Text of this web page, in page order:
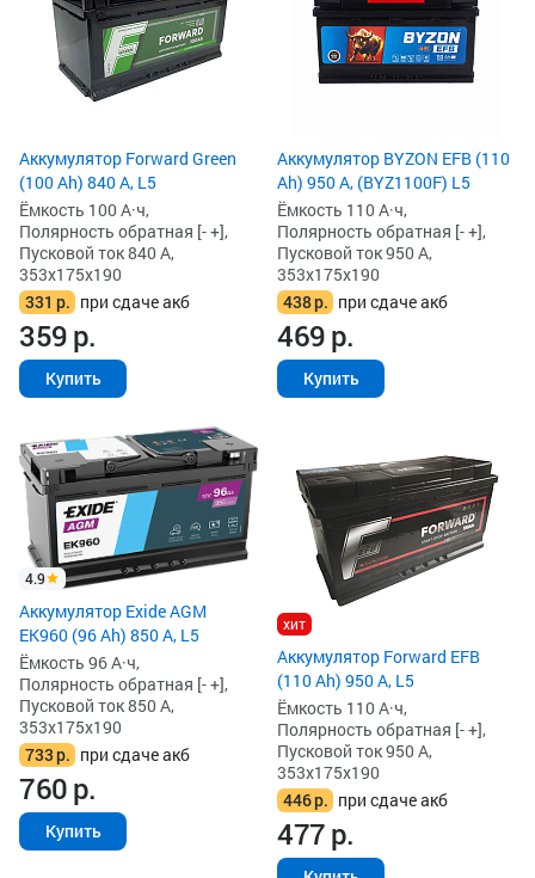
Аккумулятор Forward Green
(100 Ah) 840 А, L5
Ёмкость 100 А·ч,
Полярность обратная [- +],
Пусковой ток 840 А,
353x175x190
331 р. при сдаче акб
359р.
Купить
Аккумулятор BYZON EFB (110
Ah) 950 А, (BYZ1100F) L5
Ёмкость 110 А·ч,
Полярность обратная [- +],
Пусковой ток 950 А,
353x175x190
438р. при сдаче акб
469р.
Купить
4.9
Аккумулятор Exide AGM
EK960 (96 Ah) 850 А, L5
Ёмкость 96 А·ч,
Полярность обратная [- +],
Пусковой ток 850 А,
353x175x190
733р. при сдаче акб
760р.
Купить
хит
Аккумулятор Forward EFB
(110 Ah) 950 А, L5
Ёмкость 110 А·ч,
Полярность обратная [- +],
Пусковой ток 950 А,
353x175x190
446р. при сдаче акб
477р.